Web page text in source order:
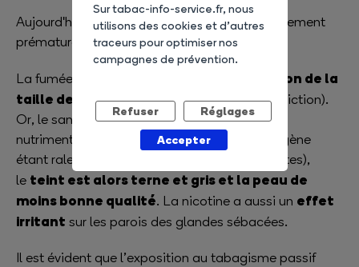
Aujourd'hui, le lien entre tabagisme et vieillissement
prématuré de la peau ne fait plus de doutes.
La fumée de cigarette entraîne une
diminution de la
taille des vaisseaux sanguins(vasoconstriction).
Or, le sang apporte à la peau l'oxygène et les
nutriments dont elle a besoin. L'arrivée d'oxygène
étant ralentie (parfois même jusqu'à 90 minutes),
le teint est alors terne et gris et la peau de
moins bonne qualité. La nicotine a aussi un effet
irritant sur les parois des glandes sébacées.
Il est évident que l’exposition au tabagisme passif
Sur tabac-info-service.fr, nous
utilisons des cookies et d’autres
traceurs pour optimiser nos
campagnes de prévention.
Refuser
Réglages
Accepter